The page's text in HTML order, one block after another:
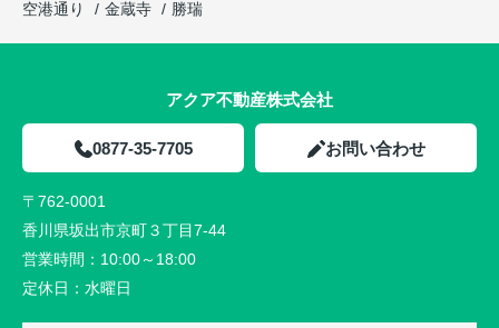
空港通り
金蔵寺 勝瑞
アクア不動産株式会社
0877-35-7705 お問い合わせ
〒762-0001
香川県坂出市京町３丁目7-44
営業時間： 10:00～18:00
定休日： 水曜日